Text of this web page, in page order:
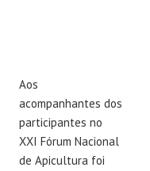
Aos
acompanhantes dos
participantes no
XXI Fórum Nacional
de Apicultura foi